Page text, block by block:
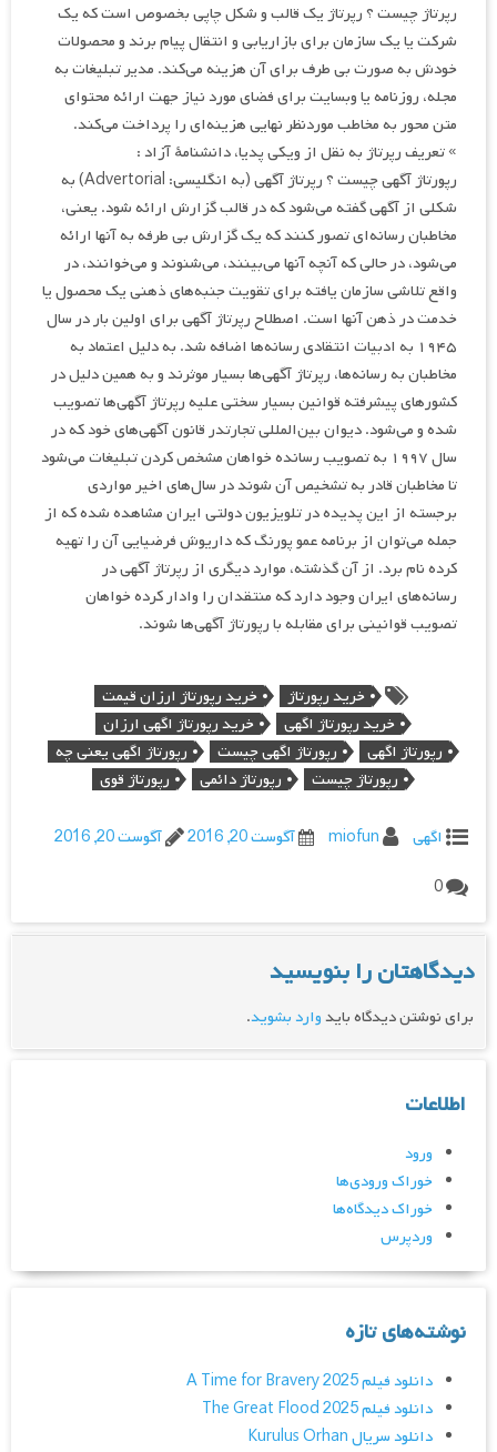
رپرتاژ چیست ؟ رپرتاژ یک قالب و شکل چاپی بخصوص است که یک
شرکت یا یک سازمان برای بازاریابی و انتقال پیام برند و محصولات
خودش به‌ صورت بی‌ طرف برای آن هزینه می‌کند. مدیر تبلیغات به
مجله، روزنامه یا وبسایت برای فضای مورد نیاز جهت ارائه محتوای
متن محور به مخاطب موردنظر نهایی هزینه‌ای را پرداخت می‌کند.
» تعریف رپرتاژ به نقل از ویکی‌ پدیا، دانشنامهٔ آزاد :
رپورتاژ آگهی چیست ؟ رپرتاژ آگهی (به انگلیسی: Advertorial) به
شکلی از آگهی گفته می‌شود که در قالب گزارش ارائه شود. یعنی،
مخاطبان رسانه‌ای تصور کنند که یک گزارش بی طرفه به آنها ارائه
می‌شود، در حالی که آنچه آنها می‌بینند، می‌شنوند و می‌خوانند، در
واقع تلاشی سازمان یافته برای تقویت جنبه‌های ذهنی یک محصول یا
خدمت در ذهن آنها است. اصطلاح رپرتاژ آگهی برای اولین بار در سال
۱۹۴۵ به ادبیات انتقادی رسانه‌ها اضافه شد. به دلیل اعتماد به
مخاطبان به رسانه‌ها، رپرتاژ آگهی‌ها بسیار موثرند و به همین دلیل در
کشورهای پیشرفته قوانین بسیار سختی علیه رپرتاژ آگهی‌ها تصویب
شده و می‌شود. دیوان بین‌المللی تجارتدر قانون آگهی‌های خود که در
سال ۱۹۹۷ به تصویب رسانده خواهان مشخص کردن تبلیغات می‌شود
تا مخاطبان قادر به تشخیص آن شوند در سال‌های اخیر مواردی
برجسته از این پدیده در تلویزیون دولتی ایران مشاهده شده که از
جمله می‌توان از برنامه عمو پورنگ که داریوش فرضیایی آن را تهیه
کرده نام برد. از آن گذشته، موارد دیگری از رپرتاژ آگهی در
رسانه‌های ایران وجود دارد که منتقدان را وادار کرده خواهان
تصویب قوانینی برای مقابله با رپورتاژ آگهی‌ها شوند.
خرید رپورتاژ
خرید رپورتاژ ارزان قیمت
خرید رپورتاژ اگهی
خرید رپورتاژ اگهی ارزان
رپورتاژ اگهی
رپورتاژ اگهی چیست
رپورتاژ اگهی یعنی چه
رپورتاژ چیست
رپورتاژ دائمی رپورتاژ قوی
اگهی miofun آگوست 20, 2016
آگوست 20, 2016
0
دیدگاهتان را بنویسید
برای نوشتن دیدگاه بایدوارد بشوید.
اطلاعات
ورود
خوراک ورودی‌ها
خوراک دیدگاه‌ها
وردپرس
نوشته‌های تازه
دانلود فیلم A Time for Bravery 2025
دانلود فیلم The Great Flood 2025
دانلود سریال Kurulus Orhan